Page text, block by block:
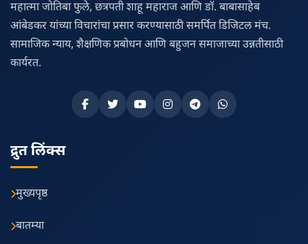
महात्मा जोतिबा फुले, छत्रपती शाहू महाराज आणि डॉ. बाबासाहेब
आंबेडकर यांच्या विचारांचा प्रसार करण्यासाठी समर्पित डिजिटल मंच.
सामाजिक न्याय, शैक्षणिक प्रबोधन आणि बहुजन समाजाच्या उन्नतीसाठी
कार्यरत.
द्रुत लिंक्स
मुख्यपृष्ठ
बातम्या